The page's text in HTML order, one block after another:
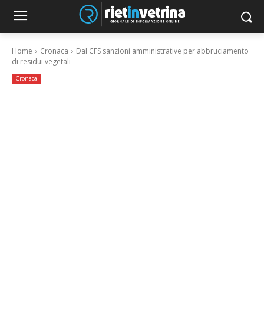
Home Cronaca
Dal CFS sanzioni amministrative per abbruciamento
di residui vegetali
Cronaca